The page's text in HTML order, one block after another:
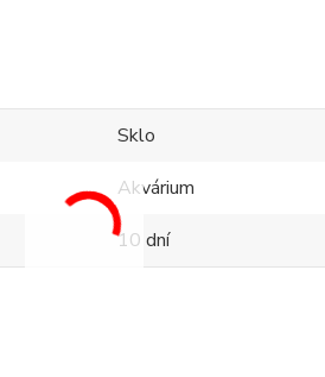
Sklo
Akvárium
10 dní